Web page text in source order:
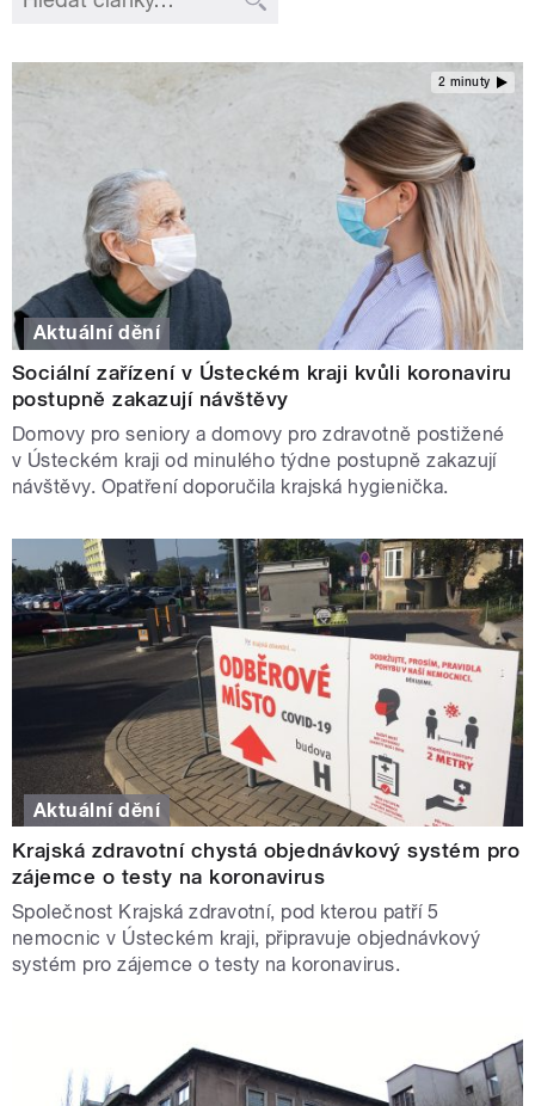
2 minuty
Aktuální dění
Sociální zařízení v Ústeckém kraji kvůli koronaviru
postupně zakazují návštěvy
Domovy pro seniory a domovy pro zdravotně postižené
v Ústeckém kraji od minulého týdne postupně zakazují
návštěvy. Opatření doporučila krajská hygienička.
Aktuální dění
Krajská zdravotní chystá objednávkový systém pro
zájemce o testy na koronavirus
Společnost Krajská zdravotní, pod kterou patří 5
nemocnic v Ústeckém kraji, připravuje objednávkový
systém pro zájemce o testy na koronavirus.